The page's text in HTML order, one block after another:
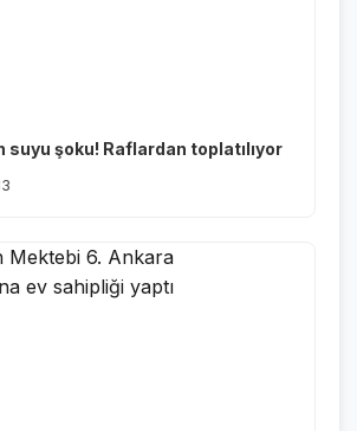
suyu şoku! Raflardan toplatılıyor